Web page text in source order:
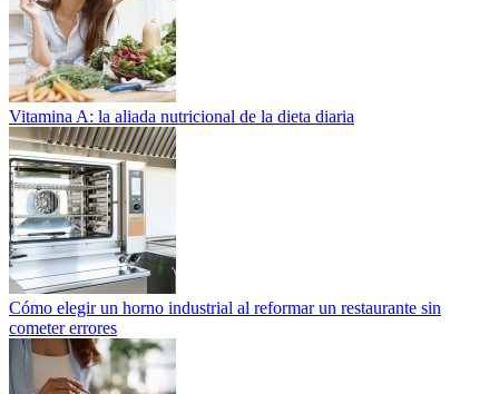
Vitamina A: la aliada nutricional de la dieta diaria
Cómo elegir un horno industrial al reformar un restaurante sin
cometer errores